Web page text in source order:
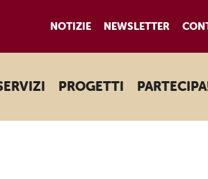
NOTIZIE
NEWSLETTER
PROGETTI